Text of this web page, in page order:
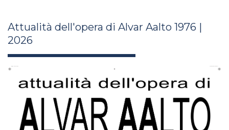
Attualità dell'opera di Alvar Aalto 1976 |
2026
aaa_76-26_au_def_-
_dim_600x2800_page-0001.jpg